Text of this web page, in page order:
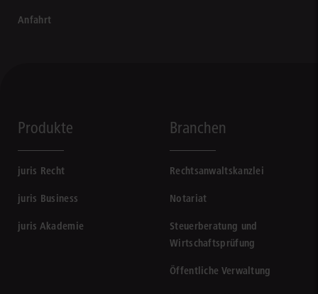
Anfahrt
Produkte
juris Recht
juris Business
juris Akademie
Branchen
Rechtsanwaltskanzlei
Notariat
Steuerberatung und
Wirtschaftsprüfung
Öffentliche Verwaltung